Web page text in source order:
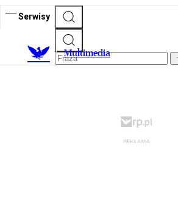
Serwisy
Multimedia